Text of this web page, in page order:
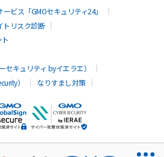
ビス「GMOセキュリティ24」
トリスク診断
キュリティ byイエラエ）
）
なりすまし対策